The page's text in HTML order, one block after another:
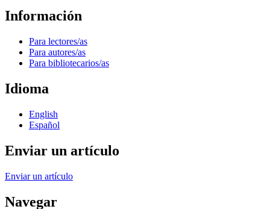
Información
Para lectores/as
Para autores/as
Para bibliotecarios/as
Idioma
English
Español
Enviar un artículo
Enviar un artículo
Navegar